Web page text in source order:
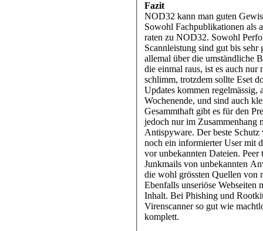
Fazit
NOD32 kann man guten
Sowohl Fachpublikationen als
raten zu NOD32. Sowohl
Scannleistung sind gut bis sehr
allemal über die umständliche
die einmal raus, ist es auch nur
schlimm, trotzdem sollte Eset
Updates kommen regelmässig,
Wochenende, und sind auch
Gesammthaft gibt es für den
jedoch nur im Zusammenhang
Antispyware. Der beste
noch ein informierter User mit
vor unbekannten Dateien. Peer
Junkmails von unbekannten
die wohl grössten Quellen von
Ebenfalls unseriöse Webseiten
Inhalt. Bei Phishing und
Virenscanner so gut wie
komplett.